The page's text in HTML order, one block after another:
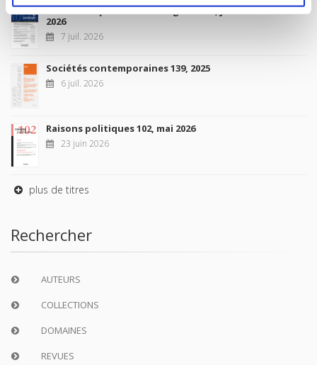
Revue française de sociologie 66 3/4, juillet-décembre
2026
7 juil. 2026
Sociétés contemporaines 139, 2025
6 juil. 2026
Raisons politiques 102, mai 2026
23 juin 2026
plus de titres
Rechercher
AUTEURS
COLLECTIONS
DOMAINES
REVUES